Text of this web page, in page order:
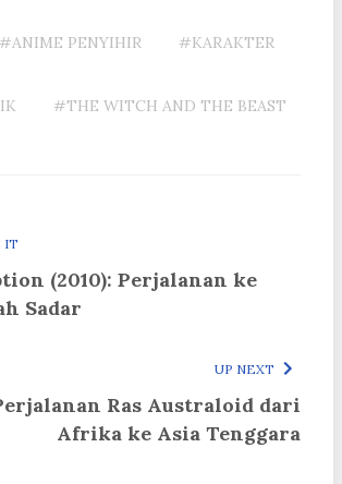
#ANIME PENYIHIR #KARAKTER
#THE WITCH AND THE BEAST
IT
(2010): Perjalanan ke
Sadar
UP NEXT
Ras Australoid dari
Afrika ke Asia Tenggara